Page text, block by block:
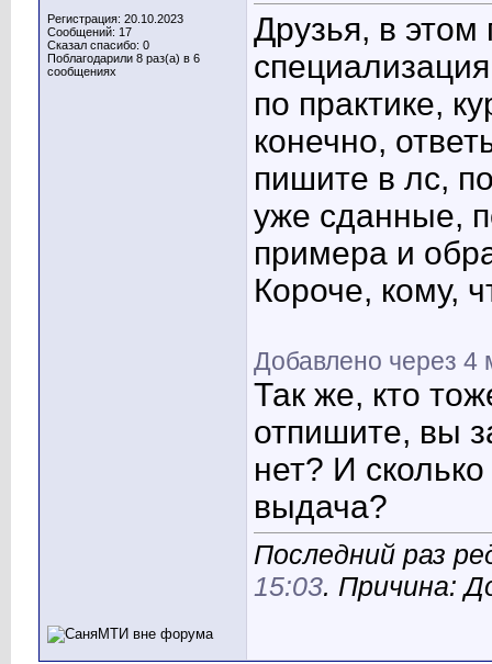
Регистрация: 20.10.2023
Сообщений: 17
Сказал спасибо: 0
Поблагодарили 8 раз(а) в 6
сообщениях
Друзья, в
по практике,
конечно,
пишите в лс,
уже сданные,
примера и
Короче, кому,
Добавлено через 4
Так же, кто
отпишите, вы
нет? И
выдача?
Последний раз
15:03. Причина: